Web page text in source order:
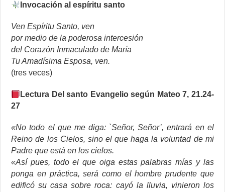
Invocación al espíritu santo
Ven Espíritu Santo, ven
por medio de la poderosa intercesión
del Corazón Inmaculado de María
Tu Amadísima Esposa, ven.
(tres veces)
Lectura Del santo Evangelio según Mateo 7, 21.24-
27
«No todo el que me diga: `Señor, Señor’, entrará en el
Reino de los Cielos, sino el que haga la voluntad de mi
Padre que está en los cielos.
«Así pues, todo el que oiga estas palabras mías y las
ponga en práctica, será como el hombre prudente que
edificó su casa sobre roca: cayó la lluvia, vinieron los